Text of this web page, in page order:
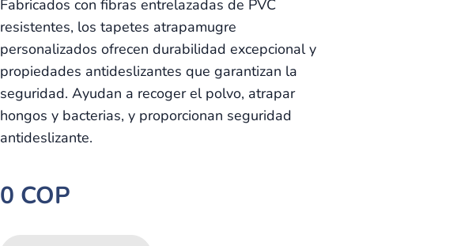
Fabricados con fibras entrelazadas de PVC
resistentes, los tapetes atrapamugre
personalizados ofrecen durabilidad excepcional y
propiedades antideslizantes que garantizan la
seguridad. Ayudan a recoger el polvo, atrapar
hongos y bacterias, y proporcionan seguridad
antideslizante.
0 COP